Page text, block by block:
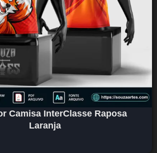
Camisa InterClasse Raposa
Laranja